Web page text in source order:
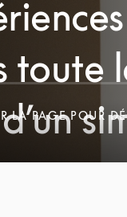
toute
LA PAGE POUR
LA PAGE POUR